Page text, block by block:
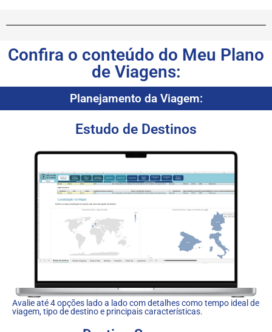
Confira o conteúdo do Meu Plano
de Viagens:
Planejamento da Viagem:
Estudo de Destinos
Avalie até 4 opções lado a lado com detalhes como tempo ideal de
viagem, tipo de destino e principais características.